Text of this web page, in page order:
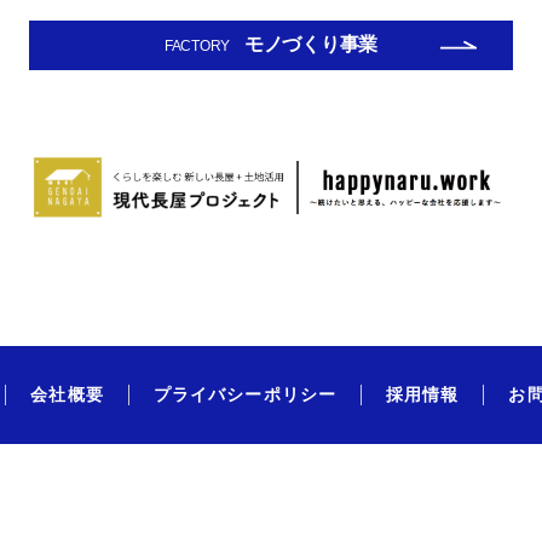
FACTORY モノづくり事業
会社概要 プライバシーポリシー 採用情報 お